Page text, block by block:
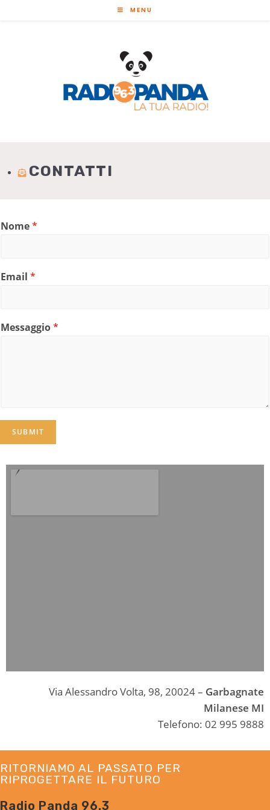
MENU
CONTATTI
Nome*
Email *
Messaggio*
SUBMIT
Via Alessandro Volta, 98, 20024 – Garbagnate
Milanese MI
Telefono: 02 995 9888
RITORNIAMO AL PASSATO PER
RIPROGETTARE IL FUTURO
Radio Panda 96.3